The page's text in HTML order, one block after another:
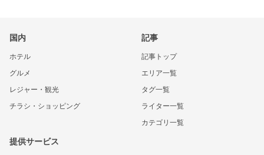
国内
ホテル
グルメ
レジャー・観光
チラシ・ショッピング
記事
記事トップ
エリア一覧
タグ一覧
ライター一覧
カテゴリ一覧
提供サービス